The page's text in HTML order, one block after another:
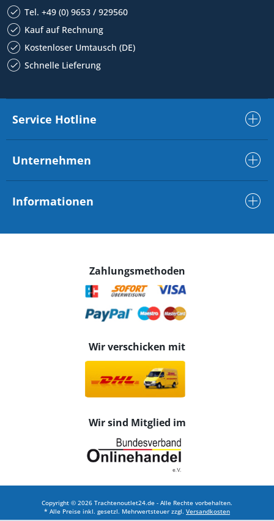
Tel. +49 (0) 9653 / 929560
Kauf auf Rechnung
Kostenloser Umtausch (DE)
Schnelle Lieferung
Service Hotline
Unternehmen
Informationen
Zahlungsmethoden
Wir verschicken mit
Wir sind Mitglied im
Copyright © 2026 Trachtenoutlet24.de - Alle Rechte vorbehalten.
* Alle Preise inkl. gesetzl. Mehrwertsteuer zzgl. Versandkosten